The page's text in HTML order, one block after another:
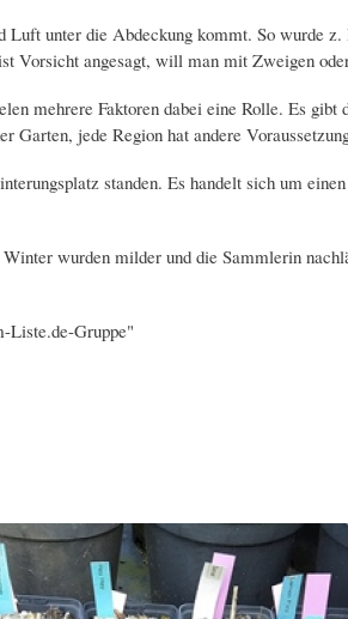
unter die Abdeckung kommt. So wurde
Vorsicht angesagt, will man mit Zweigen
mehrere Faktoren dabei eine Rolle. Es
Garten, jede Region hat andere
standen. Es handelt sich um
wurden milder und die Sammlerin
Liste.de-Gruppe"